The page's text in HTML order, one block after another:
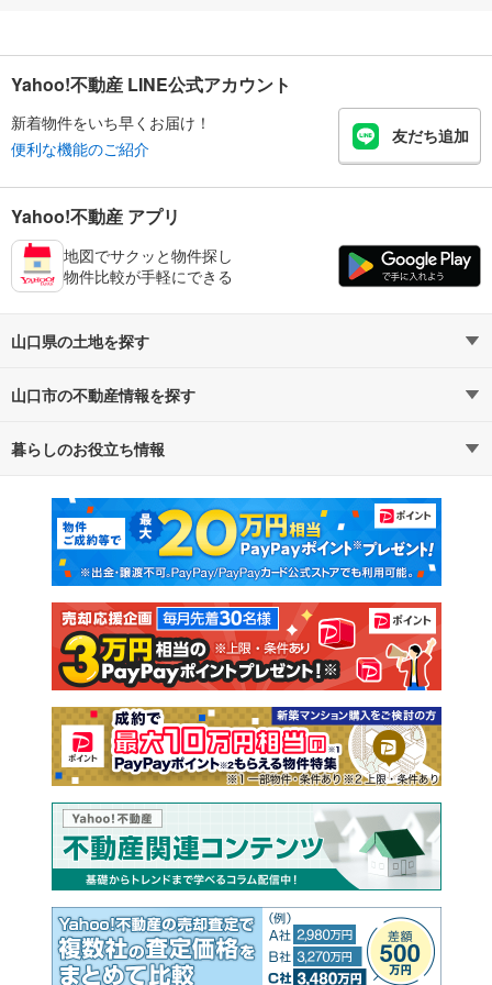
Yahoo!不動産 LINE公式アカウント
新着物件をいち早くお届け！
便利な機能のご紹介
友だち追加
Yahoo!不動産 アプリ
地図でサクッと物件探し
物件比較が手軽にできる
山口県の土地を探す
路線・駅から探す
通勤・通学時間から探す
山口市の不動産情報を探す
不動産・住宅
新築マンション 中古マンション
新築一戸建て 中古一戸建て
注文住宅 土地
売却査定
暮らしのお役立ち情報
マンションカタログ 教えて！住まいの先生